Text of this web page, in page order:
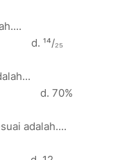
¹⁴/₂₅
d. 70%
adalah....